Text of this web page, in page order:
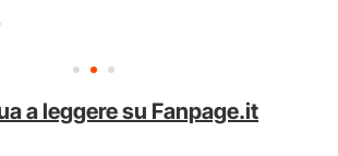
a leggere su Fanpage.it